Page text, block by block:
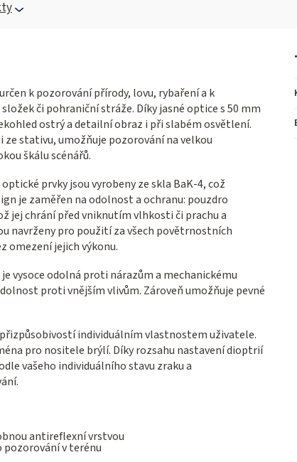
k pozorování přírody, lovu, rybaření a k
či pohraniční stráže. Díky jasné optice s 50 mm
ostrý a detailní obraz i při slabém osvětlení.
stativu, umožňuje pozorování na velkou
škálu scénářů.
prvky jsou vyrobeny ze skla BaK-4, což
je zaměřen na odolnost a ochranu: pouzdro
jej chrání před vniknutím vlhkosti či prachu a
navrženy pro použití za všech povětrnostních
omezení jejich výkonu.
vysoce odolná proti nárazům a mechanickému
proti vnějším vlivům. Zároveň umožňuje pevné
individuálním vlastnostem uživatele.
pro nositele brýlí. Díky rozsahu nastavení dioptrií
vašeho individuálního stavu zraku a
antireflexní vrstvou
v terénu